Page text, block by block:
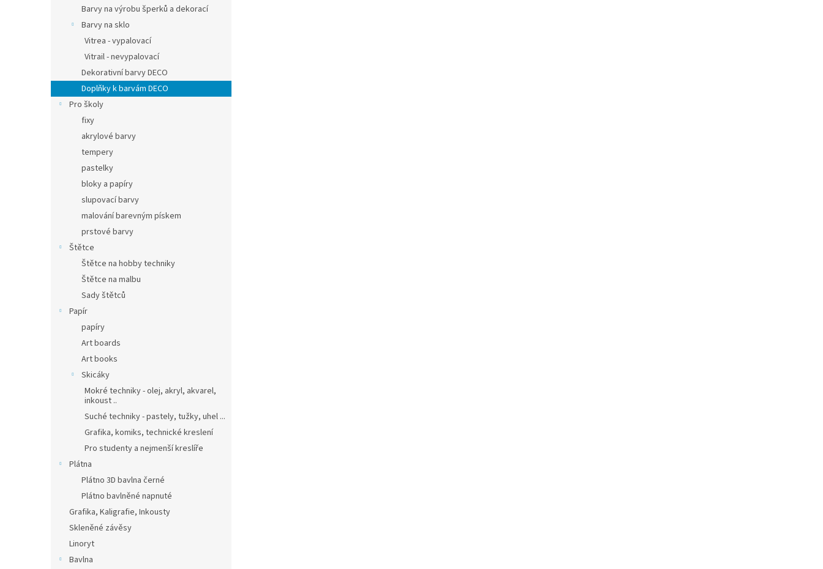
Barvy na výrobu šperků a dekorací
Barvy na sklo
Vitrea - vypalovací
Vitrail - nevypalovací
Dekorativní barvy DECO
Doplňky k barvám DECO
Pro školy
fixy
akrylové barvy
tempery
pastelky
bloky a papíry
slupovací barvy
malování barevným pískem
prstové barvy
Štětce
Štětce na hobby techniky
Štětce na malbu
Sady štětců
Papír
papíry
Art boards
Art books
Skicáky
Mokré techniky - olej, akryl, akvarel,
inkoust ..
Suché techniky - pastely, tužky, uhel ...
Grafika, komiks, technické kreslení
Pro studenty a nejmenší kreslíře
Plátna
Plátno 3D bavlna černé
Plátno bavlněné napnuté
Grafika, Kaligrafie, Inkousty
Skleněné závěsy
Linoryt
Bavlna